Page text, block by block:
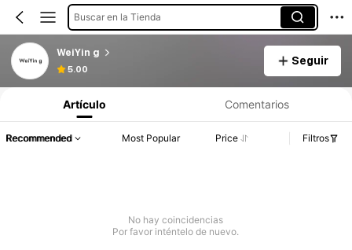
Buscar en la Tienda
WeiYin g
5.00
Seguir
Artículo Comentarios
Recommended Most Popular Price Filtros
No hay coincidencias
Por favor inténtelo de nuevo.